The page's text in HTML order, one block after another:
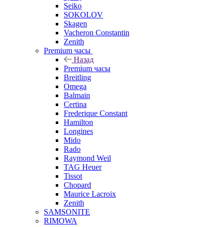
Seiko
SOKOLOV
Skagen
Vacheron Constantin
Zenith
Premium часы
Назад
Premium часы
Breitling
Omega
Balmain
Certina
Frederique Constant
Hamilton
Longines
Mido
Rado
Raymond Weil
TAG Heuer
Tissot
Chopard
Maurice Lacroix
Zenith
SAMSONITE
RIMOWA